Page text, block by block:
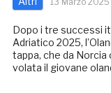
Dopo i tre successi
Adriatico 2025,
tappa, che da
volata il giovane